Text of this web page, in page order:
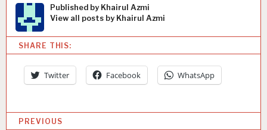
Published by Khairul Azmi
View all posts by Khairul Azmi
SHARE THIS:
Twitter Facebook WhatsApp
PREVIOUS